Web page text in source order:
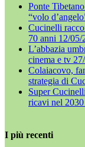
Ponte
“volo
Cucinelli
70 anni 12/05/
L’abbazia
cinema e tv
Colaiacovo,
strategia di
Super
ricavi nel 2030
I più recenti